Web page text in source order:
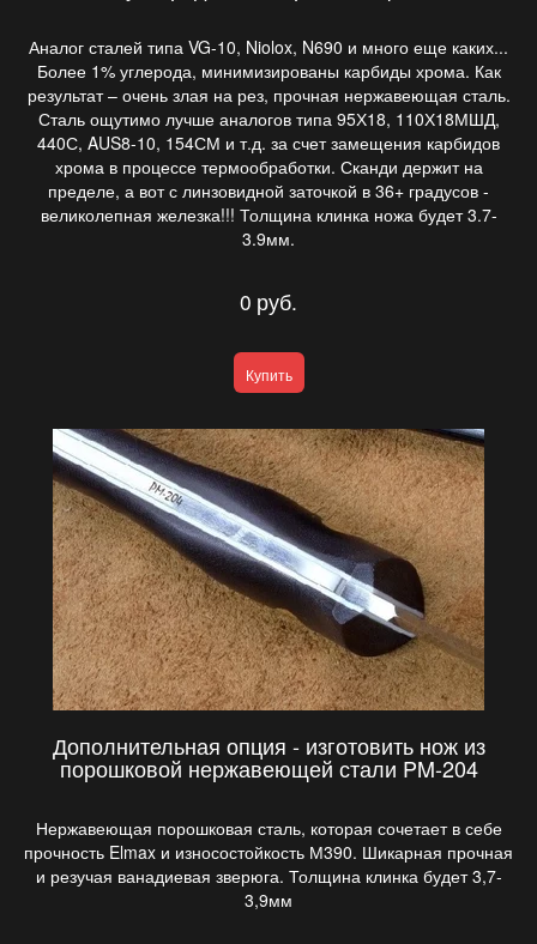
Аналог сталей типа VG-10, Niolox, N690 и много еще каких...
Более 1% углерода, минимизированы карбиды хрома. Как
результат – очень злая на рез, прочная нержавеющая сталь.
Сталь ощутимо лучше аналогов типа 95Х18, 110Х18МШД,
440С, AUS8-10, 154СМ и т.д. за счет замещения карбидов
хрома в процессе термообработки. Сканди держит на
пределе, а вот с линзовидной заточкой в 36+ градусов -
великолепная железка!!! Толщина клинка ножа будет 3.7-
3.9мм.
0 руб.
Купить
Дополнительная опция - изготовить нож из
порошковой нержавеющей стали PM-204
Нержавеющая порошковая сталь, которая сочетает в себе
прочность Elmax и износостойкость М390. Шикарная прочная
и резучая ванадиевая зверюга. Толщина клинка будет 3,7-
3,9мм